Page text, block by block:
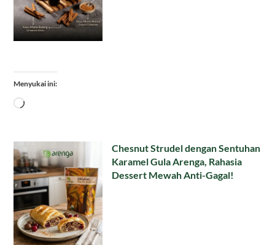
Menyukai ini:
Memuat...
Chesnut Strudel dengan Sentuhan
Karamel Gula Arenga, Rahasia
Dessert Mewah Anti-Gagal!